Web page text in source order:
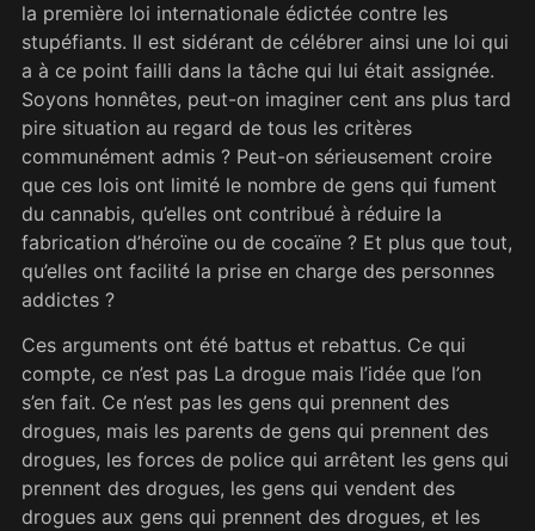
la première loi internationale édictée contre les
stupéfiants. Il est sidérant de célébrer ainsi une loi qui
a à ce point failli dans la tâche qui lui était assignée.
Soyons honnêtes, peut-on imaginer cent ans plus tard
pire situation au regard de tous les critères
communément admis ? Peut-on sérieusement croire
que ces lois ont limité le nombre de gens qui fument
du cannabis, qu’elles ont contribué à réduire la
fabrication d’héroïne ou de cocaïne ? Et plus que tout,
qu’elles ont facilité la prise en charge des personnes
addictes ?
Ces arguments ont été battus et rebattus. Ce qui
compte, ce n’est pas La drogue mais l’idée que l’on
s’en fait. Ce n’est pas les gens qui prennent des
drogues, mais les parents de gens qui prennent des
drogues, les forces de police qui arrêtent les gens qui
prennent des drogues, les gens qui vendent des
drogues aux gens qui prennent des drogues, et les